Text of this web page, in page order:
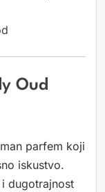
Oud
parfem koji
iskustvo.
dugotrajnost